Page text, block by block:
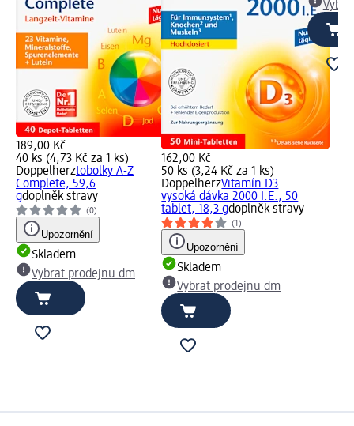
189,00 Kč
40 ks (4,73 Kč za 1 ks)
Doppelherztobolky A-Z
Complete, 59,6
gdoplněk stravy
(0)
Upozornění
Skladem
Vybrat prodejnu dm
162,00 Kč
50 ks (3,24 Kč za 1 ks)
DoppelherzVitamín D3
vysoká dávka 2000 I.E., 50
tablet, 18,3 gdoplněk stravy
(1)
Upozornění
Skladem
Vybrat prodejnu dm